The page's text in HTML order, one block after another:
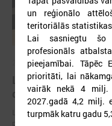
2026. gada 15. jūlijs
LPS: Interaktīvā
detalizētu
LPS: Interaktīvā karte
un reģionālo
teritoriālās
Lai sasniegtu šo
profesionāls
pieejamībai.
prioritāti, lai
vairāk nekā 4 milj.
2027.gadā 4,2 milj.
turpmāk katru gadu